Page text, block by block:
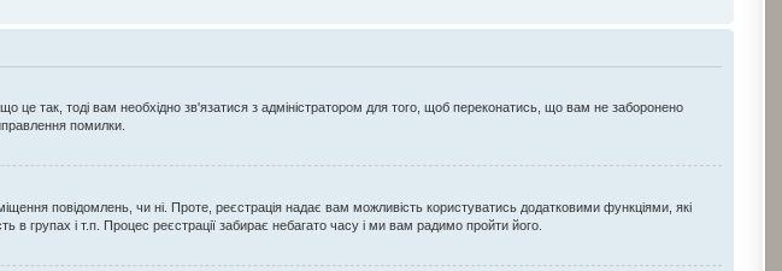
так, тоді вам необхідно зв'язатися з адміністратором для того, щоб переконатись, що вам не заборонено
помилки.
повідомлень, чи ні. Проте, реєстрація надає вам можливість користуватись додатковими функціями, які
групах і т.п. Процес реєстрації забирає небагато часу і ми вам радимо пройти його.